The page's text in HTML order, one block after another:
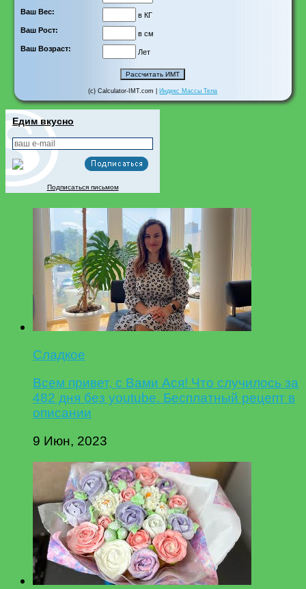
Ваш Вес:
в КГ
Ваш Рост:
в см
Ваш Возраст:
Лет
(c) Calculator-IMT.com | Индекс Массы Тела
Едим вкусно
Подписаться письмом
Сладкое
Всем привет, с Вами Ася! Что случилось за
482 дня без youtube. Бесплатный рецепт в
описании
9 Июн, 2023